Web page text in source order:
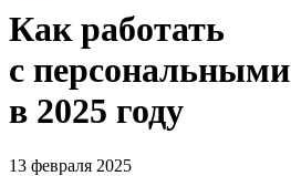
Как работать
с
в 2025 году
13 февраля 2025